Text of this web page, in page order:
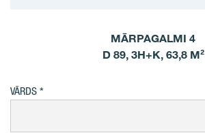
MĀRPAGALMI 4
D 89, 3H+K, 63,8 M²
VĀRDS